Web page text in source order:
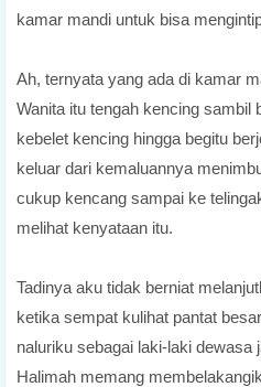
kamar mandi untuk bisa
Ah, ternyata yang ada di kamar
Wanita itu tengah kencing sambil
kebelet kencing hingga begitu
keluar dari kemaluannya
cukup kencang sampai ke
melihat kenyataan itu.
Tadinya aku tidak berniat
ketika sempat kulihat pantat
naluriku sebagai laki-laki
Halimah memang